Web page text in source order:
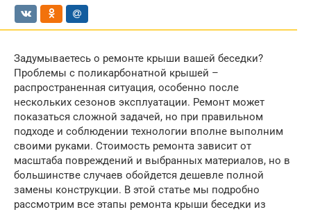
Задумываетесь о ремонте крыши вашей беседки?
Проблемы с поликарбонатной крышей –
распространенная ситуация, особенно после
нескольких сезонов эксплуатации. Ремонт может
показаться сложной задачей, но при правильном
подходе и соблюдении технологии вполне выполним
своими руками. Стоимость ремонта зависит от
масштаба повреждений и выбранных материалов, но в
большинстве случаев обойдется дешевле полной
замены конструкции. В этой статье мы подробно
рассмотрим все этапы ремонта крыши беседки из